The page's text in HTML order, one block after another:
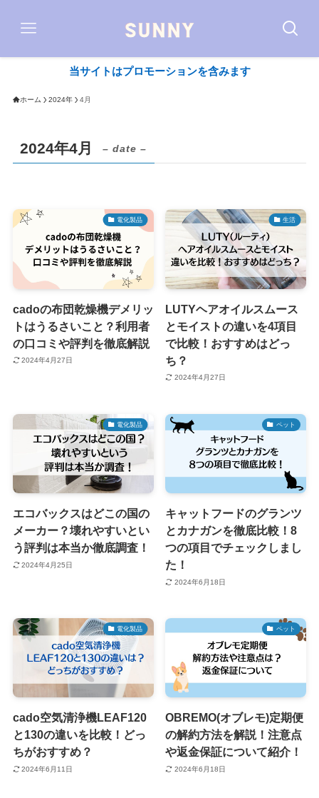
当サイトはプロモーションを含みます
ホーム 2024年 4月
2024年4月 – date –
電化製品
cadoの布団乾燥機デメリッ
トはうるさいこと？利用者
の口コミや評判を徹底解説
2024年4月27日
生活
LUTYヘアオイルスムース
とモイストの違いを4項目
で比較！おすすめはどっ
ち？
2024年4月27日
電化製品
エコバックスはどこの国の
メーカー？壊れやすいとい
う評判は本当か徹底調査！
2024年4月25日
ペット
キャットフードのグランツ
とカナガンを徹底比較！8
つの項目でチェックしまし
た！
2024年6月18日
電化製品
cado空気清浄機LEAF120
と130の違いを比較！どっ
ちがおすすめ？
2024年6月11日
ペット
OBREMO(オブレモ)定期便
の解約方法を解説！注意点
や返金保証について紹介！
2024年6月18日